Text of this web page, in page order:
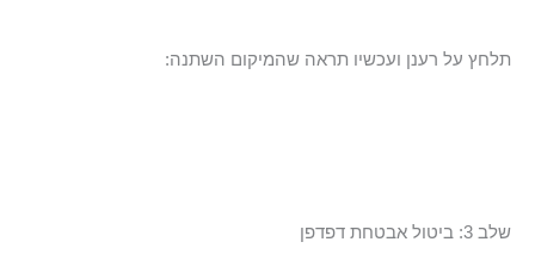
תלחץ על רענן ועכשיו תראה שהמיקום השתנה:
שלב 3: ביטול אבטחת דפדפן